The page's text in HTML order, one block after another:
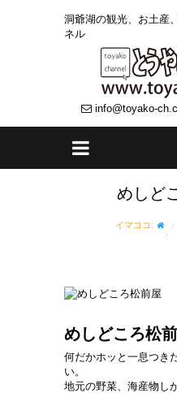
洞爺湖の観光、お土産
ネル
info@toyako-
めしど
イマココ:
めしどころ松
何だかホッと一息つき
い。
地元の野菜、海産物し